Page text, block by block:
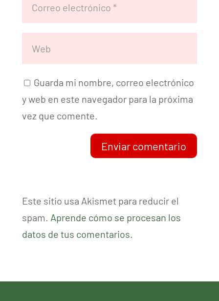
Guarda mi nombre, correo electrónico
y web en este navegador para la próxima
vez que comente.
Enviar comentario
Este sitio usa Akismet para reducir el
spam. Aprende cómo se procesan los
datos de tus comentarios.